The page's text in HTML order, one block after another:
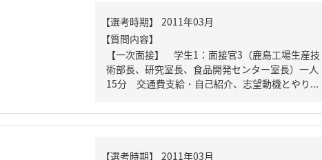
【質問内容】
【一次面接】 学生1：面接官3（鹿島工場生産技
術部長、研究室長、食品開発センター室長）一人
15分 交通費支給・自己紹介、志望動機とやり...